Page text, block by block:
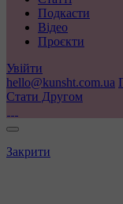
Подкасти
Відео
Проєкти
Увійти
hello@kunsht.com.ua
Стати Другом
Закрити